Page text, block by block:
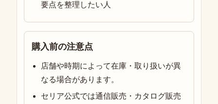
要点を整理したい人
購入前の注意点
店舗や時期によって在庫・取り扱いが異
なる場合があります。
セリア公式では通信販売・カタログ販売